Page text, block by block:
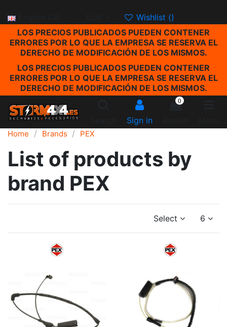
Wishlist ()
LOS PRECIOS PUBLICADOS PUEDEN CONTENER
ERRORES POR LO QUE LA EMPRESA SE RESERVA EL
DERECHO DE MODIFICACIÓN DE LOS MISMOS.
LOS PRECIOS PUBLICADOS PUEDEN CONTENER
ERRORES POR LO QUE LA EMPRESA SE RESERVA EL
DERECHO DE MODIFICACIÓN DE LOS MISMOS.
Sign in
0
Home Brands PEX
List of products by
brand PEX
Select 6